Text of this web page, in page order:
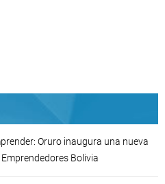
Oruro inaugura una nueva
Bolivia